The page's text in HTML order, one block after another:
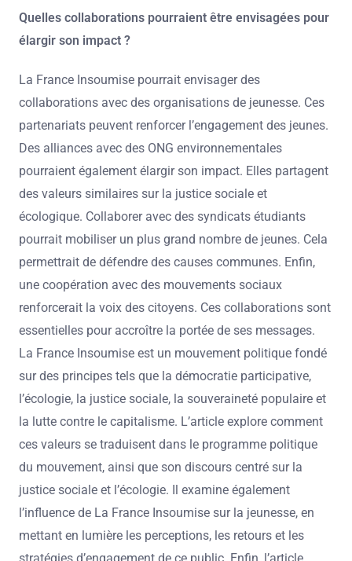
Quelles collaborations pourraient être envisagées pour
élargir son impact ?
La France Insoumise pourrait envisager des
collaborations avec des organisations de jeunesse. Ces
partenariats peuvent renforcer l’engagement des jeunes.
Des alliances avec des ONG environnementales
pourraient également élargir son impact. Elles partagent
des valeurs similaires sur la justice sociale et
écologique. Collaborer avec des syndicats étudiants
pourrait mobiliser un plus grand nombre de jeunes. Cela
permettrait de défendre des causes communes. Enfin,
une coopération avec des mouvements sociaux
renforcerait la voix des citoyens. Ces collaborations sont
essentielles pour accroître la portée de ses messages.
La France Insoumise est un mouvement politique fondé
sur des principes tels que la démocratie participative,
l’écologie, la justice sociale, la souveraineté populaire et
la lutte contre le capitalisme. L’article explore comment
ces valeurs se traduisent dans le programme politique
du mouvement, ainsi que son discours centré sur la
justice sociale et l’écologie. Il examine également
l’influence de La France Insoumise sur la jeunesse, en
mettant en lumière les perceptions, les retours et les